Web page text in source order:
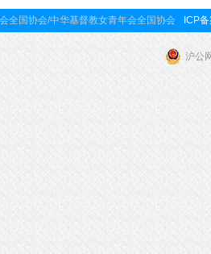
全国协会/中华基督教女青年会全国协会 ICP
沪公